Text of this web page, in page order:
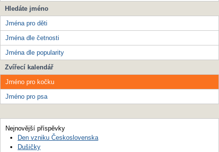
Hledáte jméno
Jména pro děti
Jména dle četnosti
Jména dle popularity
Zvířecí kalendář
Jméno pro kočku
Jméno pro psa
Nejnovější příspěvky
Den vzniku Československa
Dušičky